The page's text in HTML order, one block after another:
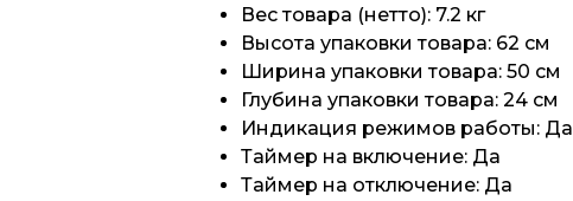
Вес товара (нетто): 7.2 кг
Высота упаковки товара: 62 см
Ширина упаковки товара: 50 см
Глубина упаковки товара: 24 см
Индикация режимов работы: Да
Таймер на включение: Да
Таймер на отключение: Да